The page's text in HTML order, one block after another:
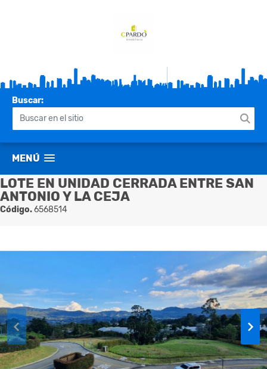
Buscar:
MENÚ
LOTE EN UNIDAD CERRADA ENTRE SAN
ANTONIO Y LA CEJA
Código.6568514